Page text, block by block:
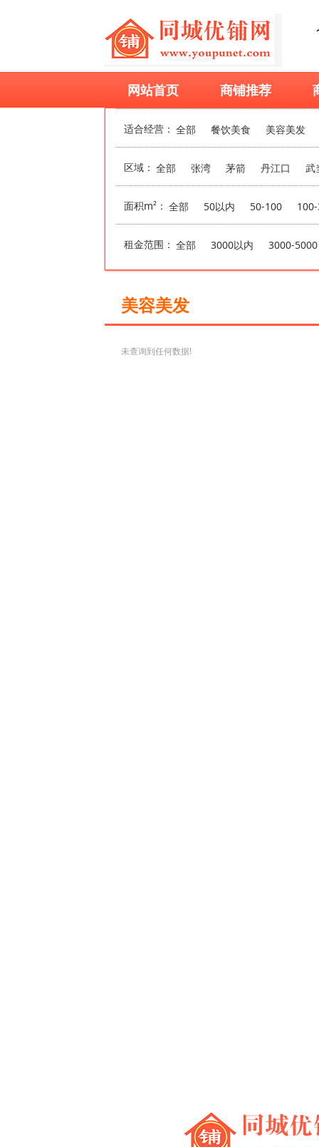
网站首页 商铺推荐
适合经营： 全部 餐饮美食 美容美发
区域： 全部 张湾 茅箭 丹江口 武
面积m²： 全部 50以内 50-100
租金范围： 全部 3000以内 3000-5000
美容美发
未查询到任何数据!